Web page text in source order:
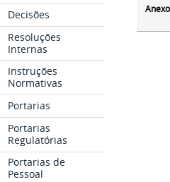
Decisões
Resoluções
Internas
Instruções
Normativas
Portarias
Portarias
Regulatórias
Portarias de
Pessoal